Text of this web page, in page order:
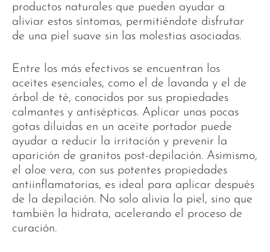
productos naturales que pueden ayudar a
aliviar estos síntomas, permitiéndote disfrutar
de una piel suave sin las molestias asociadas.
Entre los más efectivos se encuentran los
aceites esenciales, como el de lavanda y el de
árbol de té, conocidos por sus propiedades
calmantes y antisépticas. Aplicar unas pocas
gotas diluidas en un aceite portador puede
ayudar a reducir la irritación y prevenir la
aparición de granitos post-depilación. Asimismo,
el aloe vera, con sus potentes propiedades
antiinflamatorias, es ideal para aplicar después
de la depilación. No solo alivia la piel, sino que
también la hidrata, acelerando el proceso de
curación.